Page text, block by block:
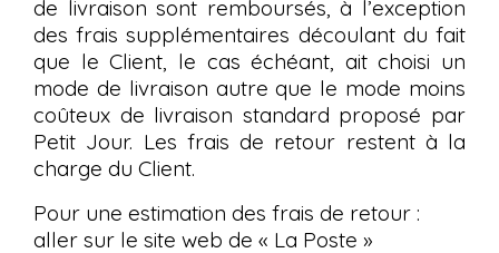
de livraison sont remboursés, à l’exception
des frais supplémentaires découlant du fait
que le Client, le cas échéant, ait choisi un
mode de livraison autre que le mode moins
coûteux de livraison standard proposé par
Petit Jour. Les frais de retour restent à la
charge du Client.
Pour une estimation des frais de retour :
aller sur le site web de « La Poste »